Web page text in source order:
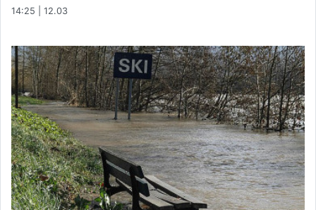
14:25 | 12.03